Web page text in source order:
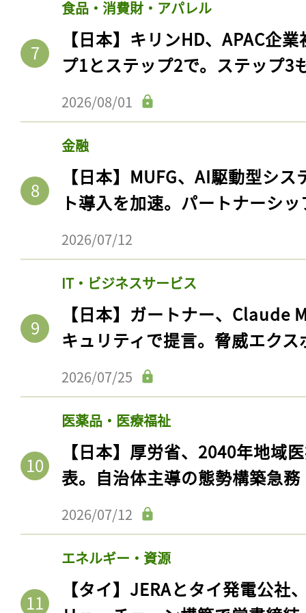
食品・消費財・アパレル
【日本】キリンHD、APAC企
プ1とステップ2で。ステップ3
2026/08/01
金融
【日本】MUFG、AI駆動型シ
ト導入を加速。パートナーシ
2026/07/12
IT・ビジネスサービス
【日本】ガートナー、Claude
キュリティで提言。脅威エク
2026/07/25
医薬品・医療福祉
【日本】厚労省、2040年地域
表。自治体主導の態勢構築急務
2026/07/12
エネルギー・資源
【タイ】JERAとタイ発電公社